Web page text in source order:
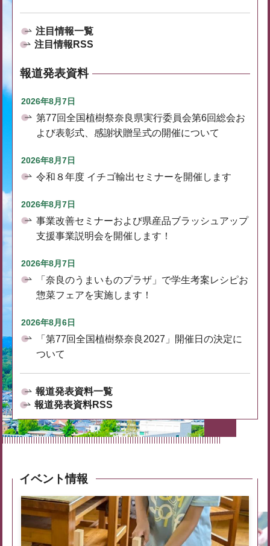
注目情報一覧
注目情報RSS
報道発表資料
2026年8月7日
第77回全国植樹祭奈良県実行委員会第6回総会お
よび表彰式、感謝状贈呈式の開催について
2026年8月7日
令和８年度 イチゴ輸出セミナーを開催します
2026年8月7日
事業改善セミナーおよび県産品ブラッシュアップ
支援事業説明会を開催します！
2026年8月7日
「奈良のうまいものプラザ」で学生考案レシピお
惣菜フェアを実施します！
2026年8月6日
「第77回全国植樹祭奈良2027」開催日の決定に
ついて
報道発表資料一覧
報道発表資料RSS
イベント情報